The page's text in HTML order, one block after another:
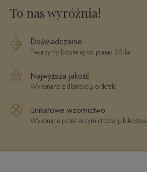
To nas wyróżnia!
Doświadczenie
Tworzymy biżuterię od ponad 25 lat
Najwyższa jakość
Wykonane z dbałością o detale
Unikatowe wzornictwo
Wykonane przez arcymistrzów jubilerstwa